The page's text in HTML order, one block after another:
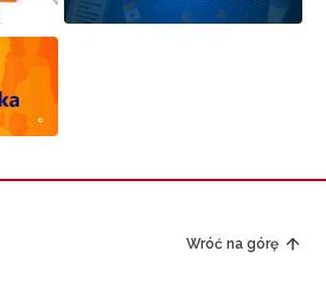
Wróć na górę